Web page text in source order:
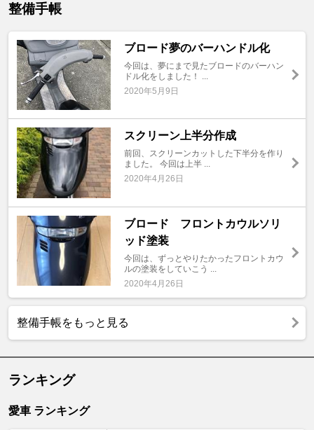
整備手帳
ブロード夢のバーハンドル化
今回は、夢にまで見たブロードのバーハン
ドル化をしました！ ...
2020年5月9日
スクリーン上半分作成
前回、スクリーンカットした下半分を作り
ました。 今回は上半 ...
2020年4月26日
ブロード フロントカウルソリ
ッド塗装
今回は、ずっとやりたかったフロントカウ
ルの塗装をしていこう ...
2020年4月26日
整備手帳をもっと見る
ランキング
愛車 ランキング